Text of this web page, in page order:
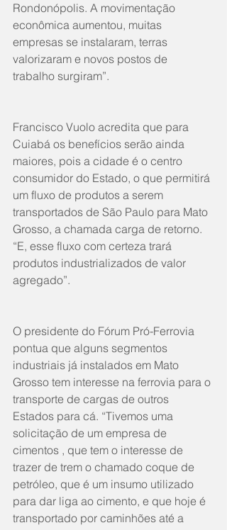
Rondonópolis. A movimentação
econômica aumentou, muitas
empresas se instalaram, terras
valorizaram e novos postos de
trabalho surgiram”.
Francisco Vuolo acredita que para
Cuiabá os benefícios serão ainda
maiores, pois a cidade é o centro
consumidor do Estado, o que permitirá
um fluxo de produtos a serem
transportados de São Paulo para Mato
Grosso, a chamada carga de retorno.
“E, esse fluxo com certeza trará
produtos industrializados de valor
agregado”.
O presidente do Fórum Pró-Ferrovia
pontua que alguns segmentos
industriais já instalados em Mato
Grosso tem interesse na ferrovia para o
transporte de cargas de outros
Estados para cá. “Tivemos uma
solicitação de um empresa de
cimentos , que tem o interesse de
trazer de trem o chamado coque de
petróleo, que é um insumo utilizado
para dar liga ao cimento, e que hoje é
transportado por caminhões até a